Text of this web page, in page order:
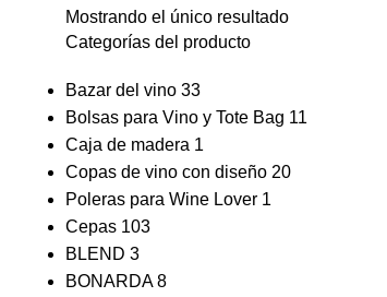
Mostrando el único resultado
Categorías del producto
Bazar del vino 33
Bolsas para Vino y Tote Bag 11
Caja de madera 1
Copas de vino con diseño 20
Poleras para Wine Lover 1
Cepas 103
BLEND 3
BONARDA 8